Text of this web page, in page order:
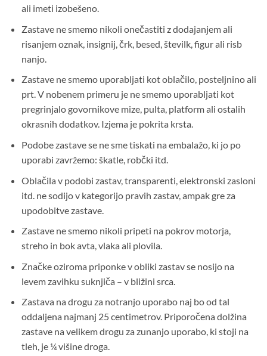
ali imeti izobešeno.
Zastave ne smemo nikoli onečastiti z dodajanjem ali
risanjem oznak, insignij, črk, besed, številk, figur ali risb
nanjo.
Zastave ne smemo uporabljati kot oblačilo, posteljnino ali
prt. V nobenem primeru je ne smemo uporabljati kot
pregrinjalo govornikove mize, pulta, platform ali ostalih
okrasnih dodatkov. Izjema je pokrita krsta.
Podobe zastave se ne sme tiskati na embalažo, ki jo po
uporabi zavržemo: škatle, robčki itd.
Oblačila v podobi zastav, transparenti, elektronski zasloni
itd. ne sodijo v kategorijo pravih zastav, ampak gre za
upodobitve zastave.
Zastave ne smemo nikoli pripeti na pokrov motorja,
streho in bok avta, vlaka ali plovila.
Značke oziroma priponke v obliki zastav se nosijo na
levem zavihku suknjiča – v bližini srca.
Zastava na drogu za notranjo uporabo naj bo od tal
oddaljena najmanj 25 centimetrov. Priporočena dolžina
zastave na velikem drogu za zunanjo uporabo, ki stoji na
tleh, je ¼ višine droga.